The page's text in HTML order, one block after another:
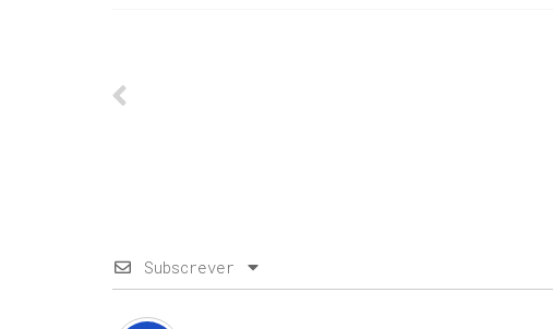
Subscrever